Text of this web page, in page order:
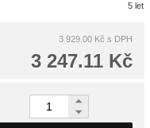
5 let
3 929.00 Kč s DPH
3 247.11 Kč